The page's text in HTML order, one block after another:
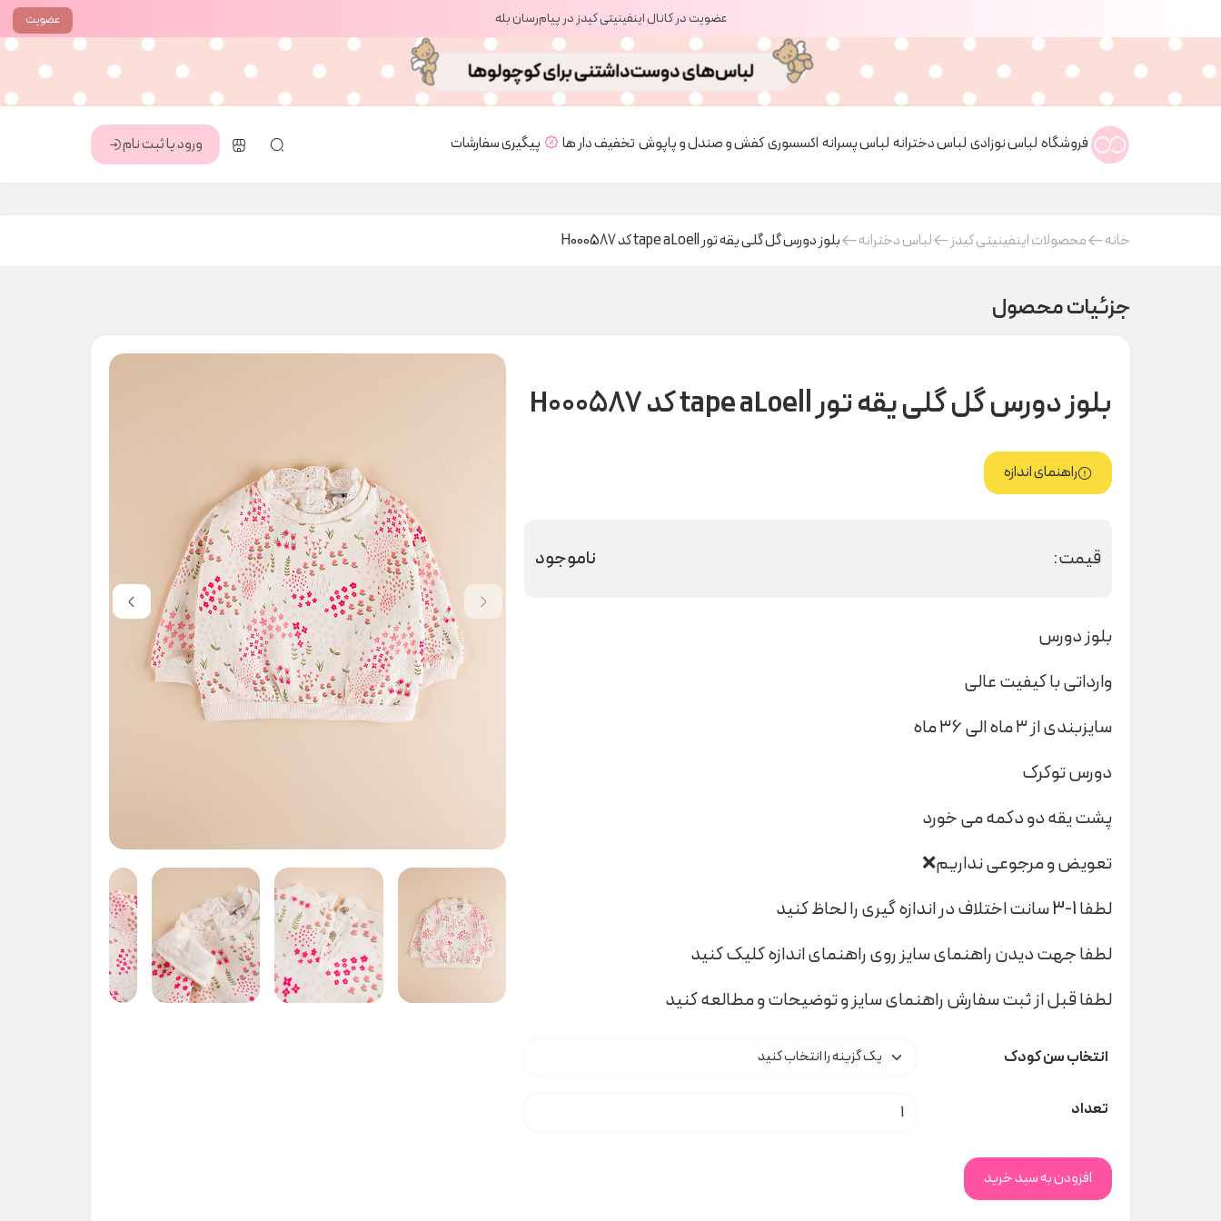
عضویت عضویت در کانال اینفینیتی کیدز در پیام‌رسان بله
فروشگاه لباس نوزادی لباس دخترانه لباس پسرانه اکسسوریکفش و صندل و پاپوش تخفیف دار ها پیگیری سفارشات ورود یا ثبت نام
خانه محصولات اینفینیتی کیدز لباس دخترانه بلوز دورس گل گلی یقه تور tape aLoell کد H000587
جزئیات محصول
بلوز دورس گل گلی یقه تور tape aLoell کد H000587
راهنمای اندازه
قیمت: ناموجود
بلوز دورس
وارداتی با کیفیت عالی
سایزبندی از ۳ ماه الی ۳۶ ماه
دورس توکرک
پشت یقه دو دکمه می خورد
تعویض و مرجوعی نداریم❌
لطفا 1-3 سانت اختلاف در اندازه گیری را لحاظ کنید
لطفا جهت دیدن راهنمای سایز روی راهنمای اندازه کلیک کنید
لطفا قبل از ثبت سفارش راهنمای سایز و توضیحات و مطالعه کنید
انتخاب سن کودک
تعداد بلوز دورس گل گلی یقه تور tape aLoell کد H000587 عدد
افزودن به سبد خرید